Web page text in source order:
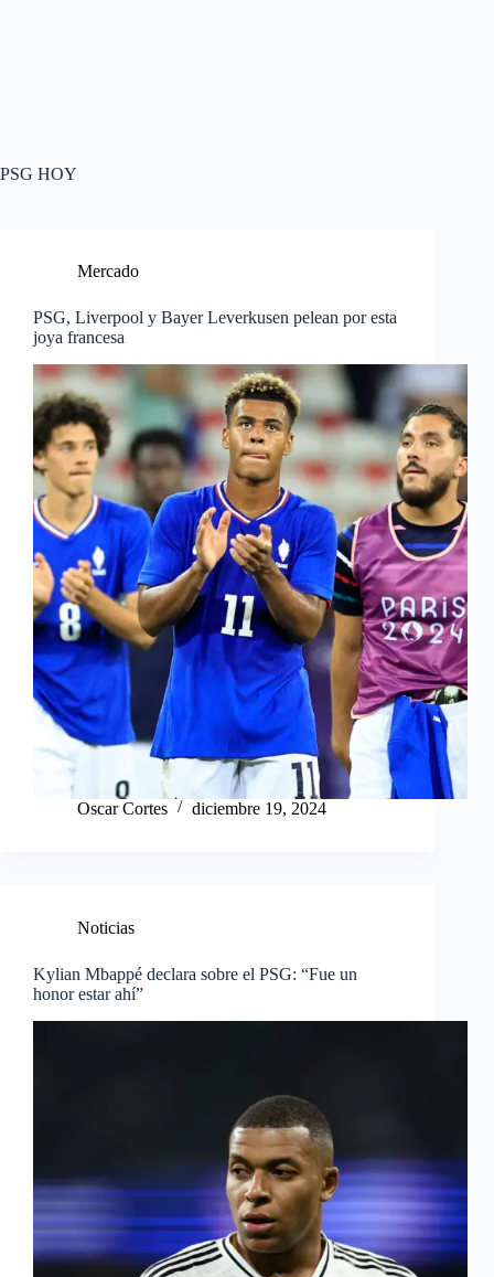
PSG HOY
Mercado
PSG, Liverpool y Bayer Leverkusen pelean por esta
joya francesa
Oscar Cortes diciembre 19, 2024
Noticias
Kylian Mbappé declara sobre el PSG: “Fue un
honor estar ahí”